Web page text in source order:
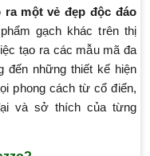
ra một vẻ đẹp độc đáo
gạch khác trên thị
tạo ra các mẫu mã đa
đến những thiết kế hiện
phong cách từ cổ điển,
và sở thích của từng